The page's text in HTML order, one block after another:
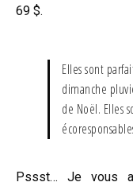
69 $.
Elles sont
dimanche
de Noël. Elles
Pssst… Je vous